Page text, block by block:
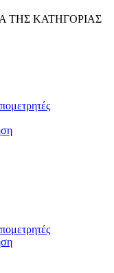
ΤΗΣ ΚΑΤΗΓΟΡΙΑΣ